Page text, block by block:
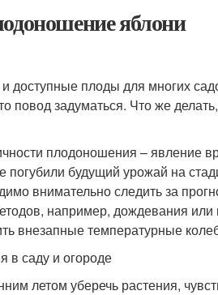
яблони
плоды для многих
повод задуматься. Что же
плодоношения – явление
будущий урожай на
внимательно следить за
например, дождевания или
внезапные температурные
в саду и огороде
летом уберечь растения,